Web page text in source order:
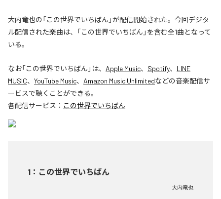
大内竜也の「この世界でいちばん」が配信開始された。今回デジタ
ル配信された楽曲は、「この世界でいちばん」を含む全1曲となって
いる。
なお「この世界でいちばん 」は、 Apple Music、 Spotify、 LINE
MUSIC、 YouTube Music、 Amazon Music Unlimitedなどの音楽配信サ
ービスで聴くことができる。
各配信サービス： この世界でいちばん
1 ： この世界でいちばん
大内竜也